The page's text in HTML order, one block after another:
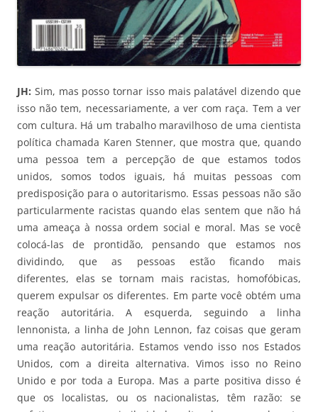
JH: Sim, mas posso tornar isso mais palatável dizendo que
isso não tem, necessariamente, a ver com raça. Tem a ver
com cultura. Há um trabalho maravilhoso de uma cientista
política chamada Karen Stenner, que mostra que, quando
uma pessoa tem a percepção de que estamos todos
unidos, somos todos iguais, há muitas pessoas com
predisposição para o autoritarismo. Essas pessoas não são
particularmente racistas quando elas sentem que não há
uma ameaça à nossa ordem social e moral. Mas se você
colocá-las de prontidão, pensando que estamos nos
dividindo, que as pessoas estão ficando mais
diferentes, elas se tornam mais racistas, homofóbicas,
querem expulsar os diferentes. Em parte você obtém uma
reação autoritária. A esquerda, seguindo a linha
lennonista, a linha de John Lennon, faz coisas que geram
uma reação autoritária. Estamos vendo isso nos Estados
Unidos, com a direita alternativa. Vimos isso no Reino
Unido e por toda a Europa. Mas a parte positiva disso é
que os localistas, ou os nacionalistas, têm razão: se